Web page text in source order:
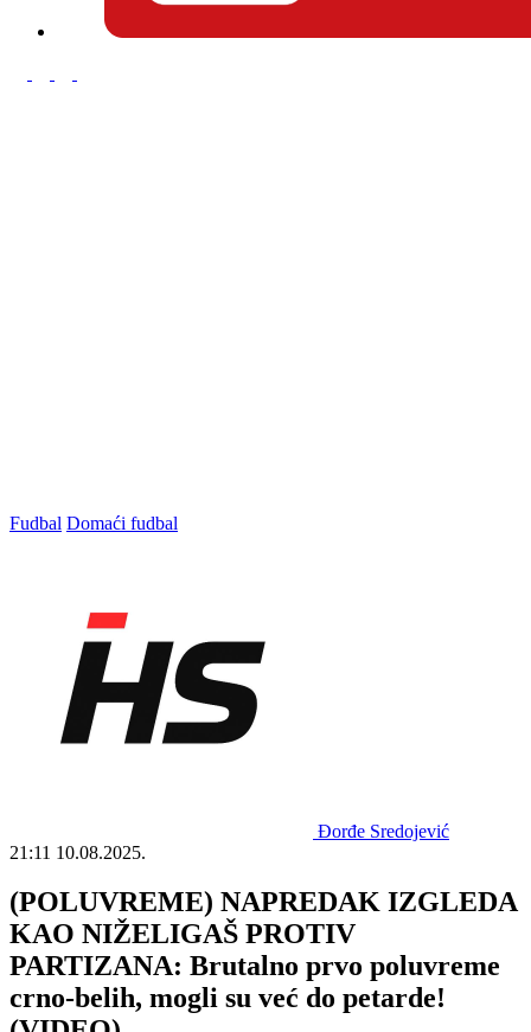
Fudbal Domaći fudbal
Đorđe Sredojević
21:11 10.08.2025.
(POLUVREME) NAPREDAK IZGLEDA
KAO NIŽELIGAŠ PROTIV
PARTIZANA: Brutalno prvo poluvreme
crno-belih, mogli su već do petarde!